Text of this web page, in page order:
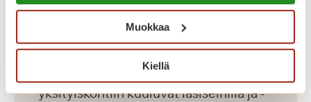
Muokkaa
Kiellä
valmistunut laajennusosa.
Dosentinlinnassa on 71 modernia
asuntoa, joiden koko vaihtelee 30-60
m² välillä. Rakennuksen vaikuttaviin
yksityiskohtiin kuuluvat lasiseinillä ja -